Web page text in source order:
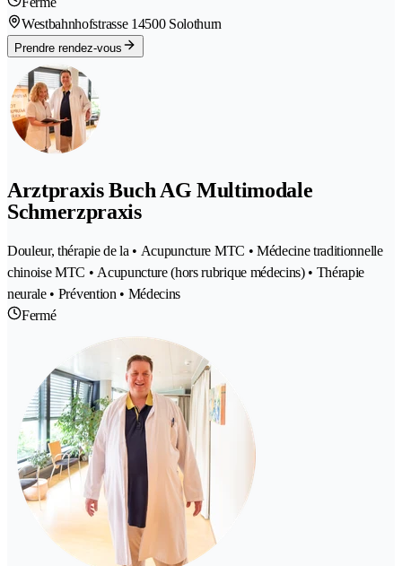
Westbahnhofstrasse 14500 Solothurn
Prendre rendez-vous
Arztpraxis Buch AG Multimodale
Schmerzpraxis
Douleur, thérapie de la • Acupuncture MTC • Médecine traditionnelle
chinoise MTC • Acupuncture (hors rubrique médecins) • Thérapie
neurale • Prévention • Médecins
Fermé